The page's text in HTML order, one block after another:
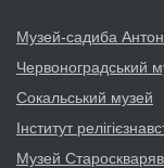
Музей-садиба
Червоноградський
Сокальський музей
Інститут
Музей